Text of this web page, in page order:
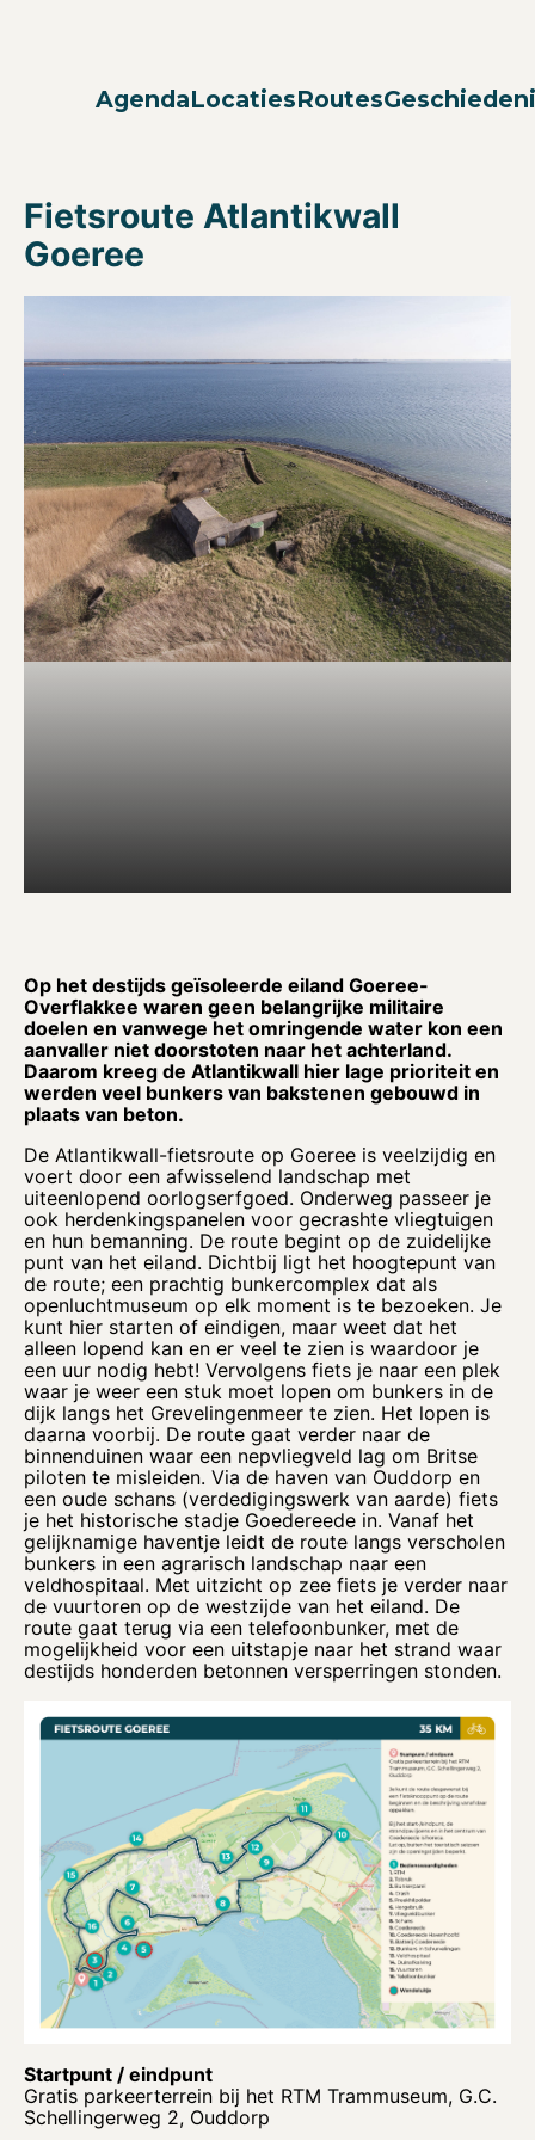
AgendaLocatiesRoutes
Fietsroute Atlantikwall
Goeree
Op het destijds geïsoleerde eiland Goeree-
Overflakkee waren geen belangrijke militaire
doelen en vanwege het omringende water kon een
aanvaller niet doorstoten naar het achterland.
Daarom kreeg de Atlantikwall hier lage prioriteit en
werden veel bunkers van bakstenen gebouwd in
plaats van beton.
De Atlantikwall-fietsroute op Goeree is veelzijdig en
voert door een afwisselend landschap met
uiteenlopend oorlogserfgoed. Onderweg passeer je
ook herdenkingspanelen voor gecrashte vliegtuigen
en hun bemanning. De route begint op de zuidelijke
punt van het eiland. Dichtbij ligt het hoogtepunt van
de route; een prachtig bunkercomplex dat als
openluchtmuseum op elk moment is te bezoeken. Je
kunt hier starten of eindigen, maar weet dat het
alleen lopend kan en er veel te zien is waardoor je
een uur nodig hebt! Vervolgens fiets je naar een plek
waar je weer een stuk moet lopen om bunkers in de
dijk langs het Grevelingenmeer te zien. Het lopen is
daarna voorbij. De route gaat verder naar de
binnenduinen waar een nepvliegveld lag om Britse
piloten te misleiden. Via de haven van Ouddorp en
een oude schans (verdedigingswerk van aarde) fiets
je het historische stadje Goedereede in. Vanaf het
gelijknamige haventje leidt de route langs verscholen
bunkers in een agrarisch landschap naar een
veldhospitaal. Met uitzicht op zee fiets je verder naar
de vuurtoren op de westzijde van het eiland. De
route gaat terug via een telefoonbunker, met de
mogelijkheid voor een uitstapje naar het strand waar
destijds honderden betonnen versperringen stonden.
Startpunt / eindpunt
Gratis parkeerterrein bij het RTM Trammuseum, G.C.
Schellingerweg 2, Ouddorp